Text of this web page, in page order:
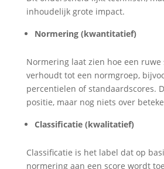
inhoudelijk grote impact.
Normering (kwantitatief)
Normering laat zien hoe een ruwe
verhoudt tot een normgroep,
percentielen of standaardscores.
positie, maar nog niets over
Classificatie (kwalitatief)
Classificatie is het label dat op
normering aan een score wordt